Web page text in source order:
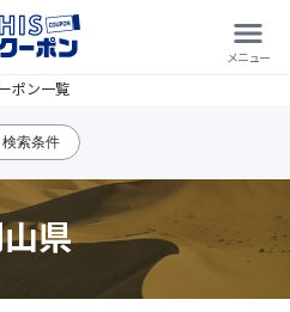
ポン一覧
検索条件
県